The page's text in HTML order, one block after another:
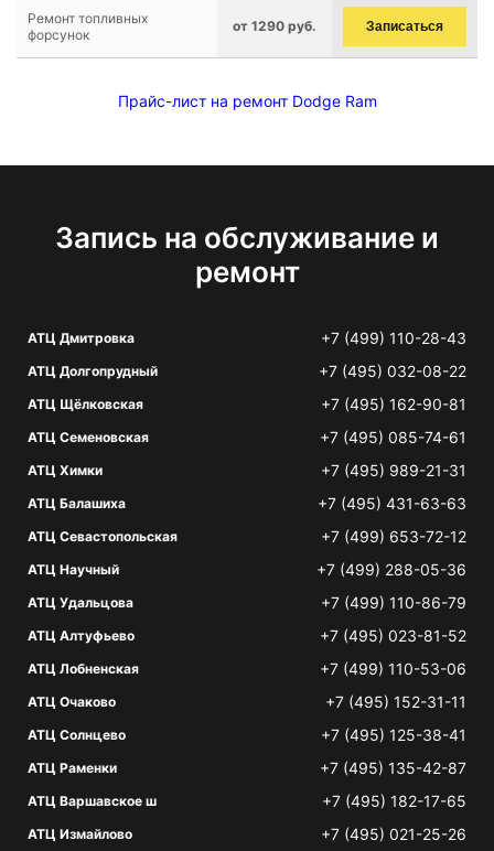
Ремонт топливных
форсунок
от 1290 руб. Записаться
Прайс-лист на ремонт Dodge Ram
Запись на обслуживание и
ремонт
АТЦ Дмитровка +7 (499) 110-28-43
АТЦ Долгопрудный +7 (495) 032-08-22
АТЦ Щёлковская +7 (495) 162-90-81
АТЦ Семеновская +7 (495) 085-74-61
АТЦ Химки +7 (495) 989-21-31
АТЦ Балашиха +7 (495) 431-63-63
АТЦ Севастопольская +7 (499) 653-72-12
АТЦ Научный +7 (499) 288-05-36
АТЦ Удальцова +7 (499) 110-86-79
АТЦ Алтуфьево +7 (495) 023-81-52
АТЦ Лобненская +7 (499) 110-53-06
АТЦ Очаково +7 (495) 152-31-11
АТЦ Солнцево +7 (495) 125-38-41
АТЦ Раменки +7 (495) 135-42-87
АТЦ Варшавское ш +7 (495) 182-17-65
АТЦ Измайлово +7 (495) 021-25-26